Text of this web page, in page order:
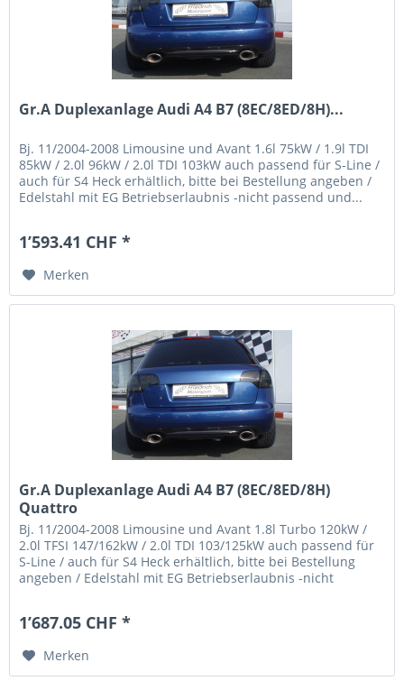
Gr.A Duplexanlage Audi A4 B7 (8EC/8ED/8H)...
Bj. 11/2004-2008 Limousine und Avant 1.6l 75kW / 1.9l TDI
85kW / 2.0l 96kW / 2.0l TDI 103kW auch passend für S-Line /
auch für S4 Heck erhältlich, bitte bei Bestellung angeben /
Edelstahl mit EG Betriebserlaubnis -nicht passend und...
1’593.41 CHF *
Merken
Gr.A Duplexanlage Audi A4 B7 (8EC/8ED/8H)
Quattro
Bj. 11/2004-2008 Limousine und Avant 1.8l Turbo 120kW /
2.0l TFSI 147/162kW / 2.0l TDI 103/125kW auch passend für
S-Line / auch für S4 Heck erhältlich, bitte bei Bestellung
angeben / Edelstahl mit EG Betriebserlaubnis -nicht
1’687.05 CHF *
Merken